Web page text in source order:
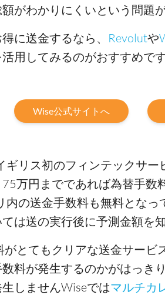
がわかりにくいという問題が
に送金するなら、 Revolutや
用してみるのがおすすめです
Wise公式サイトへ
ギリス初のフィンテックサ
万円までであれば為替手数
内の送金手数料も無料とな
は送の実行後に予測金額を
がとてもクリアな送金サービ
料が発生するのかがはっき
しませんWiseではマルチカ